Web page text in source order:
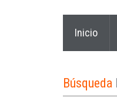
Inicio
Búsqueda